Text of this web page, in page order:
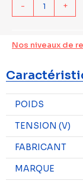
- +
Nos niveaux de
POIDS
TENSION (V)
FABRICANT
MARQUE